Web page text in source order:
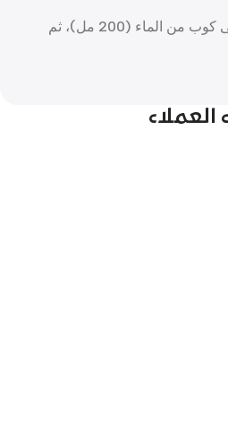
إلى كوب من الماء (200 مل)، ثم
العملاء